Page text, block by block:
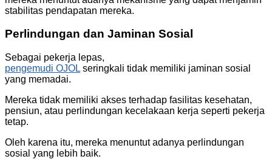
stabilitas pendapatan mereka.
Perlindungan dan Jaminan Sosial
Sebagai pekerja lepas,
pengemudi OJOL seringkali tidak memiliki jaminan sosial
yang memadai.
Mereka tidak memiliki akses terhadap fasilitas kesehatan,
pensiun, atau perlindungan kecelakaan kerja seperti pekerja
tetap.
Oleh karena itu, mereka menuntut adanya perlindungan
sosial yang lebih baik.